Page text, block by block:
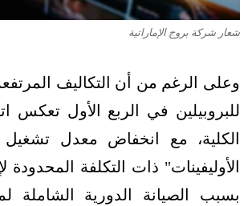
شعار شركة بروج الإماراتية
وعلى الرغم من أن التكاليف المرتفعة
للبروبيلين في الربع الأول تعكس
الكلية، مع انخفاض معدل
الأوليفينات" ذات التكلفة المحدودة